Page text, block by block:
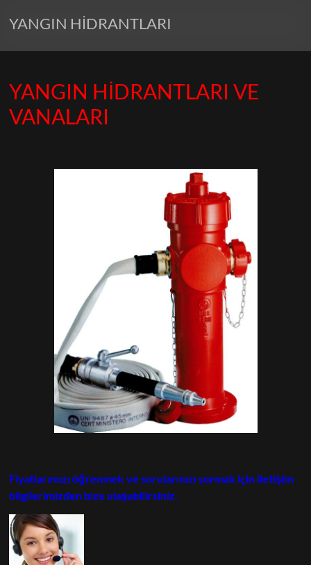
YANGIN HİDRANTLARI
YANGIN HİDRANTLARI VE
VANALARI
Fiyatlarımızı öğrenmek ve sorularınızı sormak için iletişim
bilgilerimizden bize ulaşabilirsiniz.